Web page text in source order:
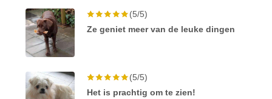
(5/5)
Ze geniet meer van de leuke dingen
(5/5)
Het is prachtig om te zien!